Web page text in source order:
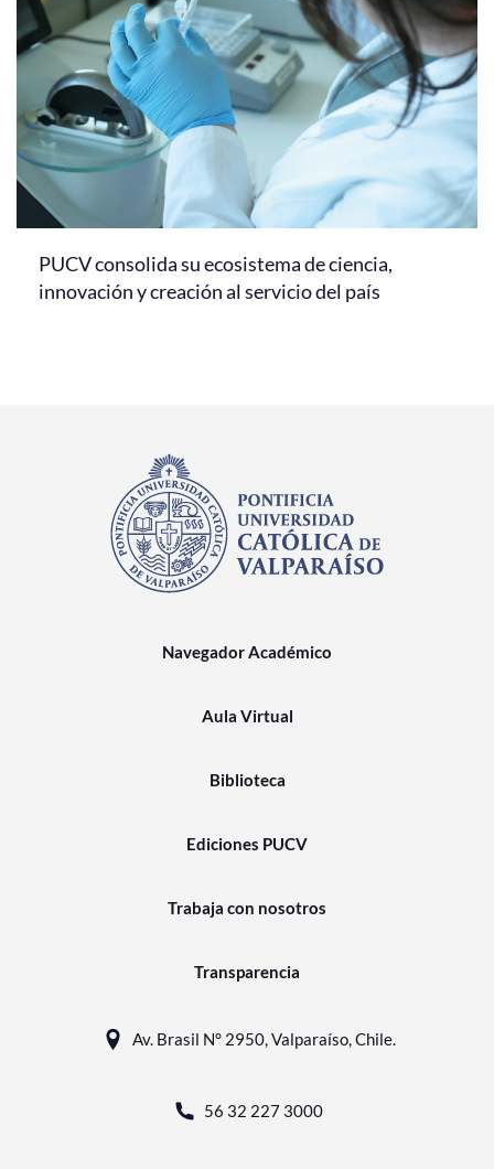
PUCV consolida su ecosistema de ciencia,
innovación y creación al servicio del país
Navegador Académico
Aula Virtual
Biblioteca
Ediciones PUCV
Trabaja con nosotros
Transparencia
Av. Brasil N° 2950, Valparaíso, Chile.
56 32 227 3000